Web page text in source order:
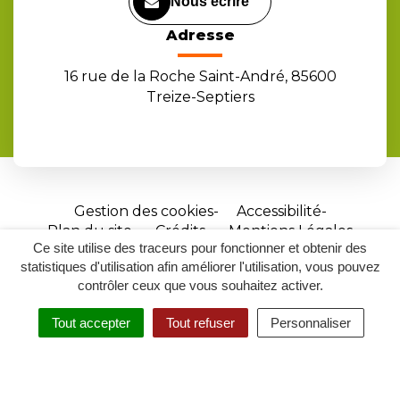
Ce site utilise des traceurs pour fonctionner et obtenir des
statistiques d'utilisation afin améliorer l'utilisation, vous pouvez
contrôler ceux que vous souhaitez activer.
Tout accepter Tout refuser Personnaliser
RECHERCHER
ACCESSIBILITÉ
Adresse
16 rue de la Roche Saint-André, 85600
Treize-Septiers
Gestion des cookies
Accessibilité
Plan du site
Crédits
Mentions Légales
Site
réalisé
par
Inovagora